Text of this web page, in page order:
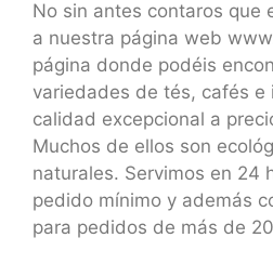
No sin antes contaros que
a nuestra página web
página donde podéis
variedades de tés, cafés e
calidad excepcional a
Muchos de ellos son
naturales. Servimos en 24
pedido mínimo y además
para pedidos de más de